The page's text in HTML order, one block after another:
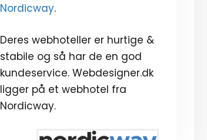
Nordicway.
Deres webhoteller er hurtige &
stabile og så har de en god
kundeservice. Webdesigner.dk
ligger på et webhotel fra
Nordicway.